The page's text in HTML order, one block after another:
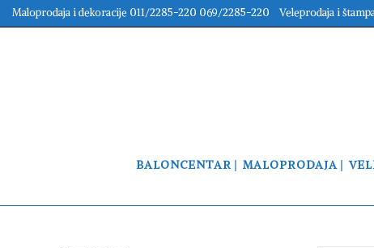
Maloprodaja i dekoracije 011/2285-220 069/2285-220 Veleprodaja i
BALONCENTAR MALOPRODAJA